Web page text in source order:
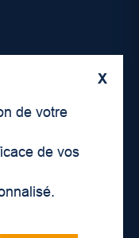
X
de votre
de vos